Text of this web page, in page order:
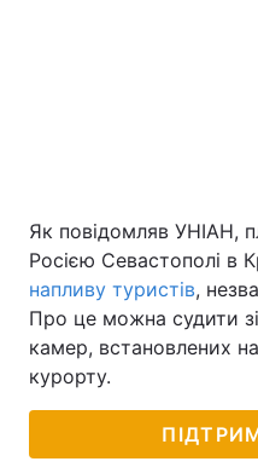
Як повідомляв УНІАН,
Росією Севастополі в
напливу туристів,
Про це можна судити
камер, встановлених
курорту.